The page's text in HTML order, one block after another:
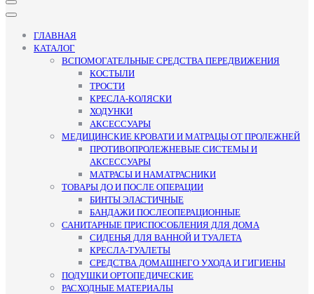
Кнопка
Открыть
ГЛАВНАЯ
КАТАЛОГ
ВСПОМОГАТЕЛЬНЫЕ СРЕДСТВА ПЕРЕДВИЖЕНИЯ
КОСТЫЛИ
ТРОСТИ
КРЕСЛА-КОЛЯСКИ
ХОДУНКИ
АКСЕССУАРЫ
МЕДИЦИНСКИЕ КРОВАТИ И МАТРАЦЫ ОТ ПРОЛЕЖНЕЙ
ПРОТИВОПРОЛЕЖНЕВЫЕ СИСТЕМЫ И
АКСЕССУАРЫ
МАТРАСЫ И НАМАТРАСНИКИ
ТОВАРЫ ДО И ПОСЛЕ ОПЕРАЦИИ
БИНТЫ ЭЛАСТИЧНЫЕ
БАНДАЖИ ПОСЛЕОПЕРАЦИОННЫЕ
САНИТАРНЫЕ ПРИСПОСОБЛЕНИЯ ДЛЯ ДОМА
СИДЕНЬЯ ДЛЯ ВАННОЙ И ТУАЛЕТА
КРЕСЛА-ТУАЛЕТЫ
СРЕДСТВА ДОМАШНЕГО УХОДА И ГИГИЕНЫ
ПОДУШКИ ОРТОПЕДИЧЕСКИЕ
РАСХОДНЫЕ МАТЕРИАЛЫ